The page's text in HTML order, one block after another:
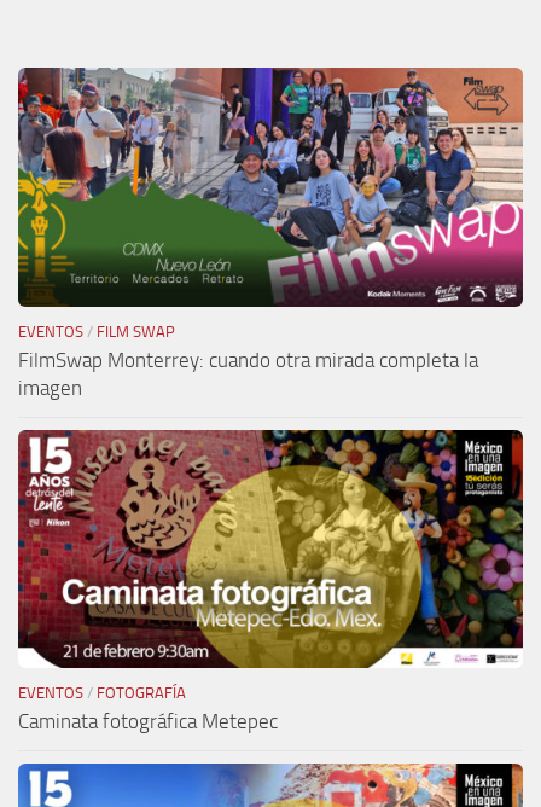
EVENTOS / FILM SWAP
FilmSwap Monterrey: cuando otra mirada completa la
imagen
EVENTOS / FOTOGRAFÍA
Caminata fotográfica Metepec